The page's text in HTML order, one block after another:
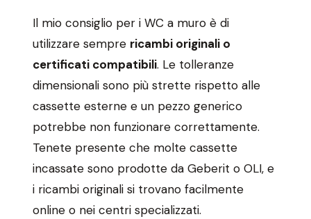
Il mio consiglio per i WC a muro è di
utilizzare sempre ricambi originali o
certificati compatibili. Le tolleranze
dimensionali sono più strette rispetto alle
cassette esterne e un pezzo generico
potrebbe non funzionare correttamente.
Tenete presente che molte cassette
incassate sono prodotte da Geberit o OLI, e
i ricambi originali si trovano facilmente
online o nei centri specializzati.